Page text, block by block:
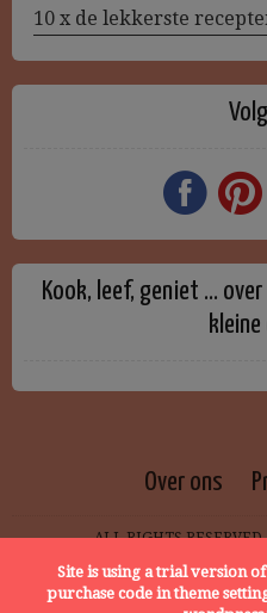
10 x de lekkerste
Kook, leef, geniet …
Over ons
ALL RIGHTS
Site is using a trial version
purchase code in theme